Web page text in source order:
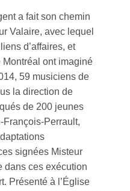
a fait son chemin
Valaire, avec lequel
d’affaires, et
Montréal ont imaginé
59 musiciens de
la direction de
de 200 jeunes
François-Perrault,
signées Misteur
dans ces exécution
Présenté à l’Église